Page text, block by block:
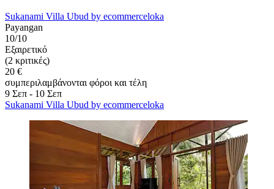
Sukanami Villa Ubud by ecommerceloka
Payangan
10/10
Εξαιρετικό
(2 κριτικές)
20 €
συμπεριλαμβάνονται φόροι και τέλη
9 Σεπ - 10 Σεπ
Sukanami Villa Ubud by ecommerceloka